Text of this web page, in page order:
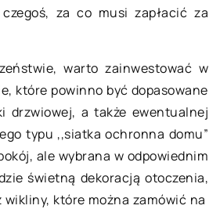
za co musi zapłacić za
warto zainwestować w
które powinno być dopasowane
drzwiowej, a także ewentualnej
typu ,,siatka ochronna domu”
ale wybrana w odpowiednim
świetną dekoracją otoczenia,
wikliny, które można zamówić na